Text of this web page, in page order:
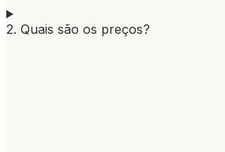
2. Quais são os preços?